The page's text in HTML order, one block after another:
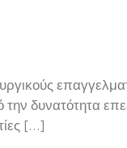
δυνατότητα
[…]